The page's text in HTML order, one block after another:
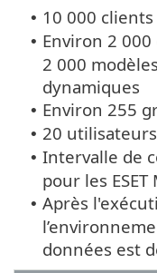
• 10 000
• Environ 2
2 000
dynamiques
• Environ 255
• 20 utilisateurs
• Intervalle de
pour les
• Après
données est